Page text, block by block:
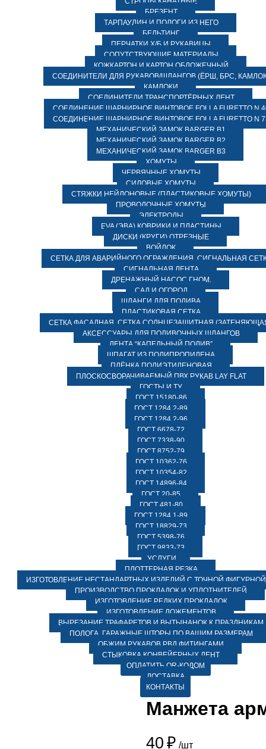
БРЕЗЕНТ
ТАРПАУЛИН И ПОЛОГИ ИЗ НЕГО
БЕЛЬТИНГ
ПЕРЧАТКИ Х/Б И РУКАВИЦЫ
СОПУТСТВУЮЩИЕ МАТЕРИАЛЫ
КОЖКАРТОН И КАРТОН ОБЛОЖЕЧНЫЙ
СОЕДИНИТЕЛИ ДЛЯ РУКАВОВ/ШЛАНГОВ (ЁРШ, БРС,
КАМЛОКИ
СОЕДИНИТЕЛИ ТРАНСПОРТЁРНЫХ ЛЕНТ
СОЕДИНЕНИЕ ШАРНИРНОЕ ВИНТОВОЕ FOLLA FURETTO N
СОЕДИНЕНИЕ ШАРНИРНОЕ ВИНТОВОЕ FOLLA FURETTO N
МЕХАНИЧЕСКИЙ ЗАМОК BARGER B1
МЕХАНИЧЕСКИЙ ЗАМОК BARGER B2
МЕХАНИЧЕСКИЙ ЗАМОК BARGER B3
ХОМУТЫ
ЧЕРВЯЧНЫЕ ХОМУТЫ
СИЛОВЫЕ ХОМУТЫ
СТЯЖКИ НЕЙЛОНОВЫЕ (ПЛАСТИКОВЫЕ ХОМУТЫ)
ПРОВОЛОЧНЫЕ ХОМУТЫ
ЭЛЕКТРОДЫ
EVA (ЭВА) КОВРИКИ И ПЛАСТИНЫ
ДИСКИ (КРУГИ) ОТРЕЗНЫЕ
ВОЙЛОК
СЕТКА ДЛЯ АВАРИЙНОГО ОГРАЖДЕНИЯ, СИГНАЛЬНАЯ
СИГНАЛЬНАЯ ЛЕНТА
ДРЕНАЖНЫЙ НАСОС ГНОМ.
САД И ОГОРОД
ШЛАНГИ ДЛЯ ПОЛИВА
ПЛАСТИКОВАЯ СЕТКА
СЕТКА ФАСАДНАЯ. СЕТКА СОЛНЦЕЗАЩИТНАЯ
АКСЕССУАРЫ ДЛЯ ПОЛИВОЧНЫХ ШЛАНГОВ
ЛЕНТА “КАПЕЛЬНЫЙ ПОЛИВ”
ШПАГАТ ИЗ ПОЛИПРОПИЛЕНА
ПЛЁНКА ПОЛИЭТИЛЕНОВАЯ
ПЛОСКОСВОРАЧИВАЕМЫЙ ПВХ РУКАВ LAY FLAT
ГОСТЫ И ТУ
ГОСТ 15180-86
ГОСТ 1284.2-89
ГОСТ 1284.2-96
ГОСТ 6678-72
ГОСТ 7338-90
ГОСТ 8752-79
ГОСТ 10362-76
ГОСТ 10354-82
ГОСТ 14896-84
ГОСТ 20-85
ГОСТ 481-80
ГОСТ 1284.1-89
ГОСТ 18829-73
ГОСТ 5398-76
ГОСТ 9833-73
УСЛУГИ
ПЛОТТЕРНАЯ РЕЗКА
ИЗГОТОВЛЕНИЕ НЕСТАНДАРТНЫХ ИЗДЕЛИЙ С ТОЧНОЙ ФИГУРНОЙ
ПРОИЗВОДСТВО ПРОКЛАДОК И УПЛОТНИТЕЛЕЙ
ИЗГОТОВЛЕНИЕ РЕДКИХ ПРОКЛАДОК
ИЗГОТОВЛЕНИЕ ЛОЖЕМЕНТОВ
ВЫРЕЗАНИЕ ТРАФАРЕТОВ И ВЫТЫНАНОК К ПРАЗДНИКАМ
ПОЛОГА, ГАРАЖНЫЕ ШТОРЫ ПО ВАШИМ РАЗМЕРАМ
ОБЖИМ РУКАВОВ РВД ФИТИНГАМИ
СТЫКОВКА КОНВЕЙЕРНЫХ ЛЕНТ
ОПЛАТИТЬ QR-КОДОМ
ДОСТАВКА
КОНТАКТЫ
Манжета
40 ₽ /шт